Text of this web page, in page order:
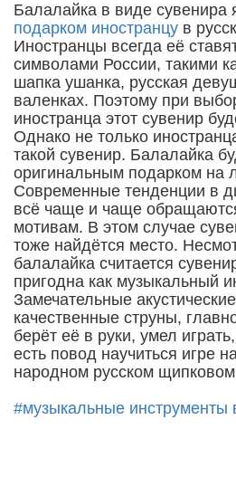
Балалайка в виде сувенира
подарком иностранцу в
Иностранцы всегда её
символами России, такими
шапка ушанка, русская
валенках. Поэтому при
иностранца этот сувенир
Однако не только
такой сувенир. Балалайка
оригинальным подарком на
Современные тенденции в
всё чаще и чаще
мотивам. В этом случае
тоже найдётся место.
балалайка считается
пригодна как музыкальный
Замечательные
качественные струны,
берёт её в руки, умел
есть повод научиться игре
народном русском
#музыкальные инструменты